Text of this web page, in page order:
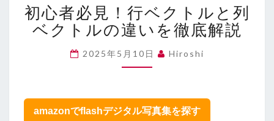
心
者
必
見！
行
ト
ル
初心者必見！行ベクトルと列
ベクトルの違いを徹底解説
2025年5月10日 Hiroshi
amazonでflashデジタル写真集を探す